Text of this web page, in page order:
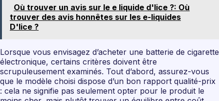
Où trouver un avis sur le e liquide d'lice ?: Où
trouver des avis honnêtes sur les e-liquides
D'lice ?
Lorsque vous envisagez d’acheter une batterie de cigarette
électronique, certains critères doivent être
scrupuleusement examinés. Tout d’abord, assurez-vous
que le modèle choisi dispose d’un bon rapport qualité-prix
: cela ne signifie pas seulement opter pour le produit le